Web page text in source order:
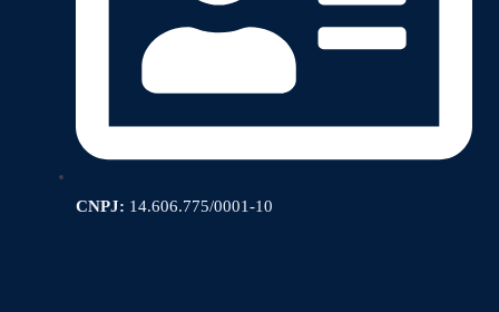
CNPJ: 14.606.775/0001-10